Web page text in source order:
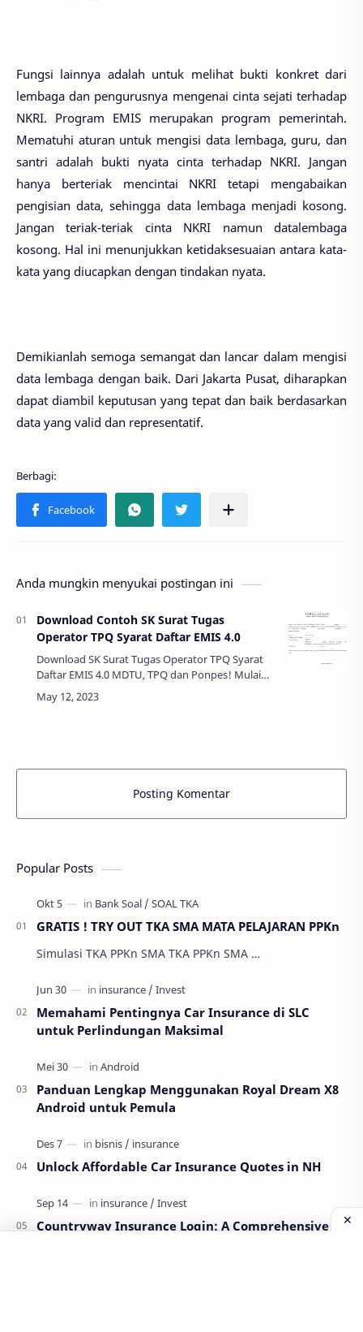
Fungsi lainnya adalah untuk melihat bukti konkret dari
lembaga dan pengurusnya mengenai cinta sejati terhadap
NKRI. Program EMIS merupakan program pemerintah.
Mematuhi aturan untuk mengisi data lembaga, guru, dan
santri adalah bukti nyata cinta terhadap NKRI. Jangan
hanya berteriak mencintai NKRI tetapi mengabaikan
pengisian data, sehingga data lembaga menjadi kosong.
Jangan teriak-teriak cinta NKRI namun datalembaga
kosong. Hal ini menunjukkan ketidaksesuaian antara kata-
kata yang diucapkan dengan tindakan nyata.
Demikianlah semoga semangat dan lancar dalam mengisi
data lembaga dengan baik. Dari Jakarta Pusat, diharapkan
dapat diambil keputusan yang tepat dan baik berdasarkan
data yang valid dan representatif.
Anda mungkin menyukai postingan ini
Download Contoh SK Surat Tugas
Operator TPQ Syarat Daftar EMIS 4.0
Download SK Surat Tugas Operator TPQ Syarat
Daftar EMIS 4.0 MDTU, TPQ dan Ponpes! Mulai
dari semester ganjil tahun ajaran 2023/2024,
pendataan EMIS dilakukan secara online. Ha…
Posting Komentar
Popular Posts
GRATIS ! TRY OUT TKA SMA MATA PELAJARAN PPKn
Simulasi TKA PPKn SMA TKA PPKn SMA …
Memahami Pentingnya Car Insurance di SLC
untuk Perlindungan Maksimal
Panduan Lengkap Menggunakan Royal Dream X8
Android untuk Pemula
Unlock Affordable Car Insurance Quotes in NH
Countryway Insurance Login: A Comprehensive